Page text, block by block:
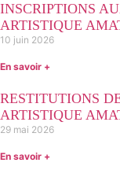
INSCRIPTIONS
ARTISTIQUE
10 juin 2026
En savoir +
RESTITUTIONS
ARTISTIQUE
29 mai 2026
En savoir +